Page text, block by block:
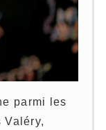
parmi les
Valéry,